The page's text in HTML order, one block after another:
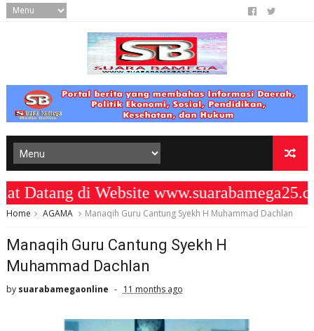
di Website
Home AGAMA Manaqih Guru Cantung Syekh H Muhammad Dachlan
Manaqih Guru Cantung Syekh H
Muhammad Dachlan
by suarabamegaonline 11 months ago